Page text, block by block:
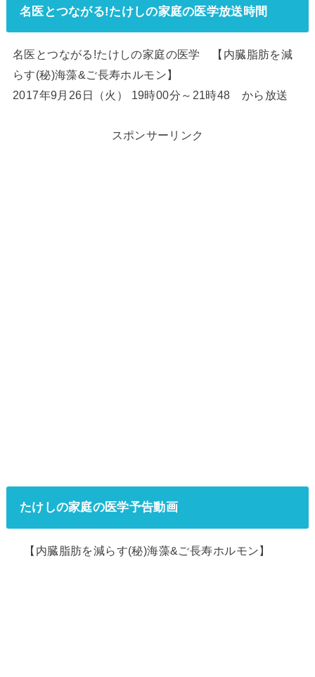
名医とつながる!たけしの家庭の医学放送時間
名医とつながる!たけしの家庭の医学 【内臓脂肪を減
らす(秘)海藻&ご長寿ホルモン】
2017年9月26日（火） 19時00分～21時48 から放送
スポンサーリンク
たけしの家庭の医学予告動画
【内臓脂肪を減らす(秘)海藻&ご長寿ホルモン】